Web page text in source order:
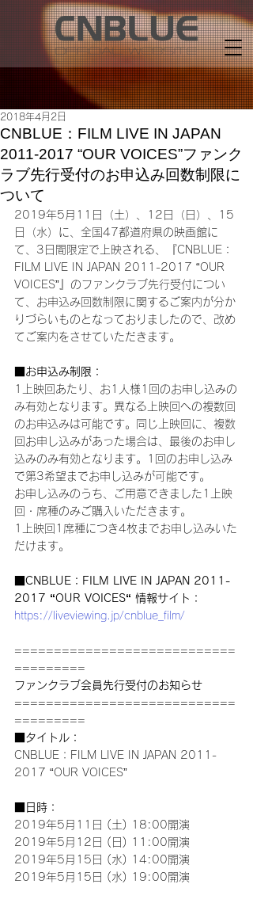
CNBLUE：FILM LIVE IN JAPAN
2011-2017 “OUR VOICES”ファンク
ラブ先行受付のお申込み回数制限に
ついて
2018年4月2日
2019年5月11日（土）、12日（日）、15
日（水）に、全国47都道府県の映画館に
て、3日間限定で上映される、『CNBLUE：
FILM LIVE IN JAPAN 2011-2017 “OUR
VOICES”』のファンクラブ先行受付につい
て、お申込み回数制限に関するご案内が分か
りづらいものとなっておりましたので、改め
てご案内をさせていただきます。
■お申込み制限：
1上映回あたり、お1人様1回のお申し込みの
み有効となります。異なる上映回への複数回
のお申込みは可能です。同じ上映回に、複数
回お申し込みがあった場合は、最後のお申し
込みのみ有効となります。1回のお申し込み
で第3希望までお申し込みが可能です。
お申し込みのうち、ご用意できました1上映
回・席種のみご購入いただきます。
1上映回1席種につき4枚までお申し込みいた
だけます。
■CNBLUE：FILM LIVE IN JAPAN 2011-
2017 “OUR VOICES“ 情報サイト：
https://liveviewing.jp/cnblue_film/
============================
=========
ファンクラブ会員先行受付のお知らせ
============================
=========
■タイトル：
CNBLUE：FILM LIVE IN JAPAN 2011-
2017 “OUR VOICES”
■日時：
2019年5月11日 (土) 18:00開演
2019年5月12日 (日) 11:00開演
2019年5月15日 (水) 14:00開演
2019年5月15日 (水) 19:00開演